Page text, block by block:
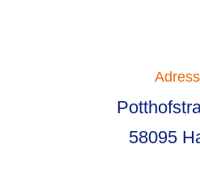
58095